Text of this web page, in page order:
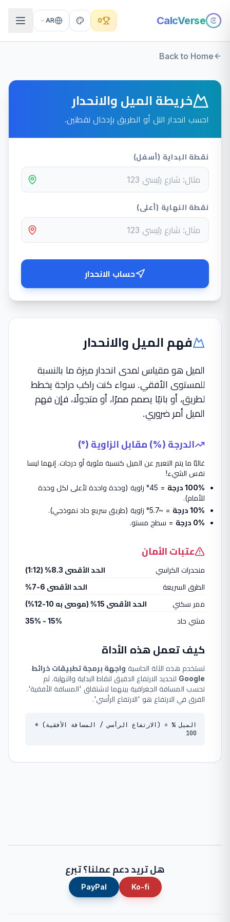
CalcVerse
0
AR
Back to Home
خريطة الميل والانحدار
احسب انحدار التل أو الطريق بإدخال نقطتين.
نقطة البداية (أسفل)
نقطة النهاية (أعلى)
حساب الانحدار
فهم الميل والانحدار
الميل هو مقياس لمدى انحدار ميزة ما بالنسبة
للمستوى الأفقي. سواء كنت راكب دراجة يخطط
لطريق، أو بانيًا يصمم ممرًا، أو متجولًا، فإن فهم
الميل أمر ضروري.
الدرجة (%) مقابل الزاوية (°)
غالبًا ما يتم التعبير عن الميل كنسبة مئوية أو درجات. إنهما ليسا
نفس الشيء!
100% درجة
= 45° زاوية (وحدة واحدة لأعلى لكل وحدة
للأمام).
10% درجة
= ~5.7° زاوية (طريق سريع حاد نموذجي).
0% درجة
= سطح مستو.
عتبات الأمان
منحدرات الكراسي
الحد الأقصى 8.3% (1:12)
الطرق السريعة
الحد الأقصى 6-7%
ممر سكني
الحد الأقصى 15% (موصى به 10-12%)
مشي حاد
15% - 35%
كيف تعمل هذه الأداة
تستخدم هذه الآلة الحاسبة واجهة برمجة تطبيقات خرائط
Google لتحديد الارتفاع الدقيق لنقاط البداية والنهاية. ثم
تحسب المسافة الجغرافية بينهما لاشتقاق 'المسافة الأفقية'.
الفرق في الارتفاع هو 'الارتفاع الرأسي'.
الميل % = (الارتفاع الرأسي / المسافة الأفقية) *
100
هل تريد دعم عملنا؟ تبرع
Ko-fi
PayPal